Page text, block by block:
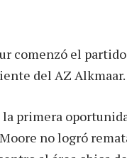
comenzó el
del AZ Alkmaar.
primera
no logró